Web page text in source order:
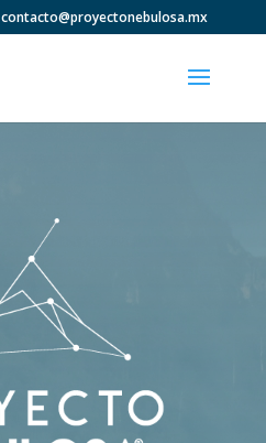
contacto@proyectonebulosa.mx